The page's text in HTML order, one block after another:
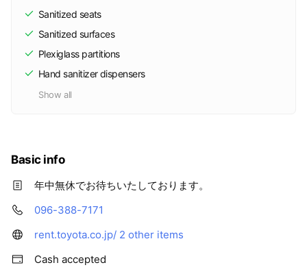
Sanitized seats
Sanitized surfaces
Plexiglass partitions
Hand sanitizer dispensers
Show all
Basic info
年中無休でお待ちいたしております。
096-388-7171
rent.toyota.co.jp/ 2 other items
Cash accepted